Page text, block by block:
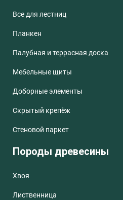
Все для лестниц
Планкен
Палубная и террасная доска
Мебельные щиты
Доборные элементы
Скрытый крепёж
Стеновой паркет
Породы древесины
Хвоя
Лиственница